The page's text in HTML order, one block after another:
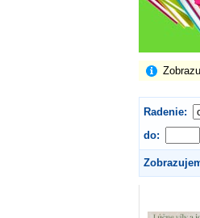
Radenie:
do: